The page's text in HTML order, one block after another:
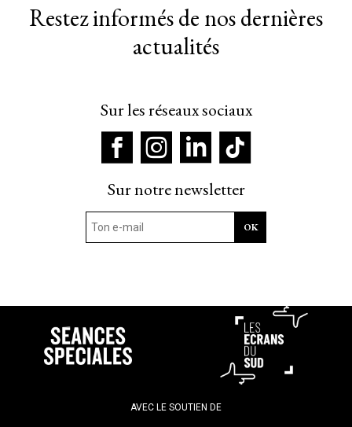
Restez informés de nos dernières
actualités
Sur les réseaux sociaux
Sur notre newsletter
AVEC LE SOUTIEN DE